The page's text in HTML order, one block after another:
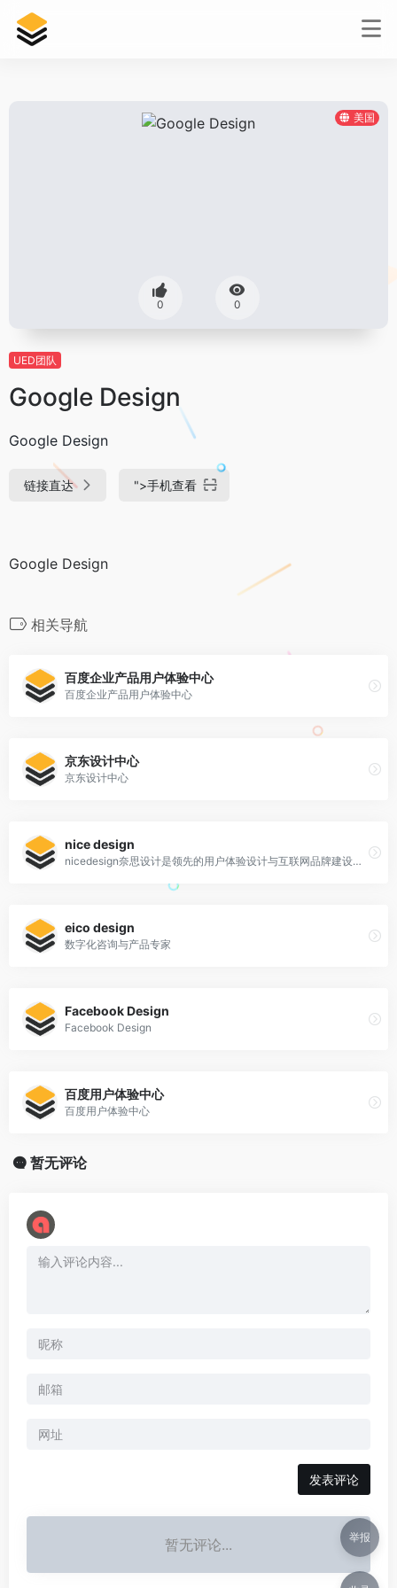
美国
0 0
UED团队
Google Design
Google Design
链接直达 ">手机查看
Google Design
相关导航
百度企业产品用户体验中心
百度企业产品用户体验中心
京东设计中心
京东设计中心
nice design
nicedesign奈思设计是领先的用户体验设计与互联网品牌建设公司
eico design
数字化咨询与产品专家
Facebook Design
Facebook Design
百度用户体验中心
百度用户体验中心
暂无评论
暂无评论... 举报